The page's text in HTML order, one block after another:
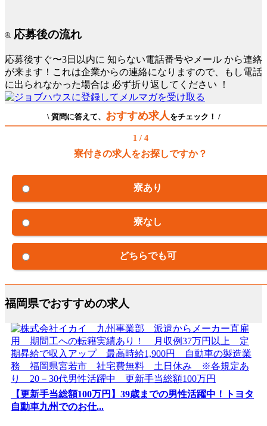
応募後の流れ
応募後すぐ〜3日以内に 知らない電話番号やメール から連絡
が来ます！これは企業からの連絡になりますので、もし電話
に出られなかった場合は 必ず折り返してください ！
\ 質問に答えて、 おすすめ求人 をチェック！ /
1 / 4
寮付きの求人をお探しですか？
寮あり
寮なし
どちらでも可
福岡県でおすすめの求人
【更新手当総額100万円】39歳までの男性活躍中！トヨタ
自動車九州でのお仕...